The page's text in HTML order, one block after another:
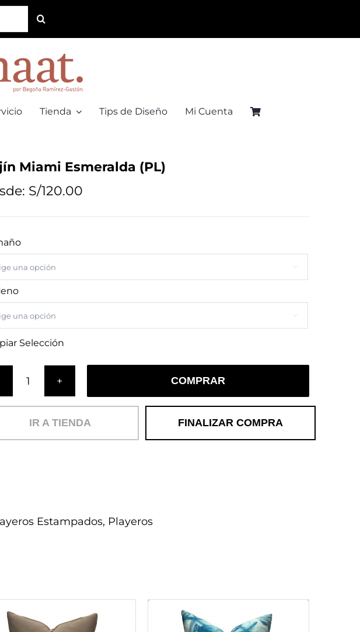
Tienda Tips de Diseño Mi Cuenta
Miami Esmeralda (PL)
S/120.00


Selección
Cojín
Esmeralda
COMPRAR
IR A TIENDA FINALIZAR COMPRA
Estampados, Playeros